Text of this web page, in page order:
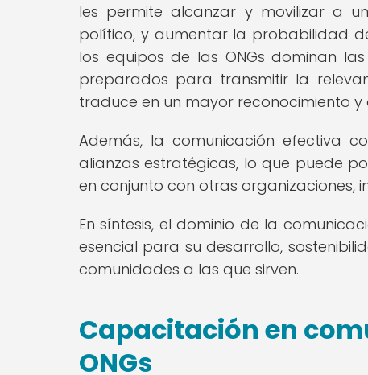
les permite alcanzar y movilizar a
político, y aumentar la probabilidad
los equipos de las ONGs dominan
preparados para transmitir la
traduce en un mayor reconocimiento y
Además, la comunicación efectiva
alianzas estratégicas, lo que puede
en conjunto con otras organizaciones,
En síntesis, el dominio de la
esencial para su desarrollo,
comunidades a las que sirven.
Capacitación en
ONGs